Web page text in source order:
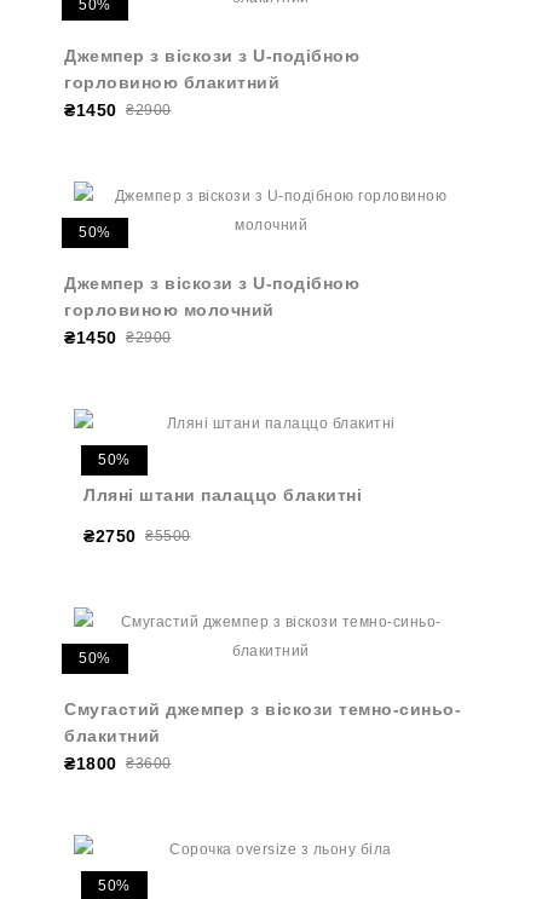
50%
Джемпер з віскози з U-подібною
горловиною блакитний
₴1450 ₴2900
50%
Джемпер з віскози з U-подібною
горловиною молочний
₴1450 ₴2900
50%
Лляні штани палаццо блакитні
₴2750 ₴5500
50%
Смугастий джемпер з віскози темно-синьо-
блакитний
₴1800 ₴3600
50%